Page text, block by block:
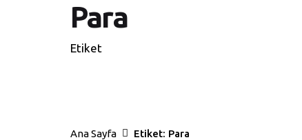
Para
Etiket
Ana Sayfa Etiket: Para